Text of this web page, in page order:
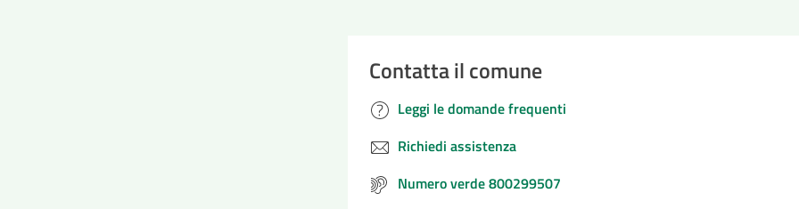
Contatta il comune
Leggi le domande frequenti
Richiedi assistenza
Numero verde 800299507